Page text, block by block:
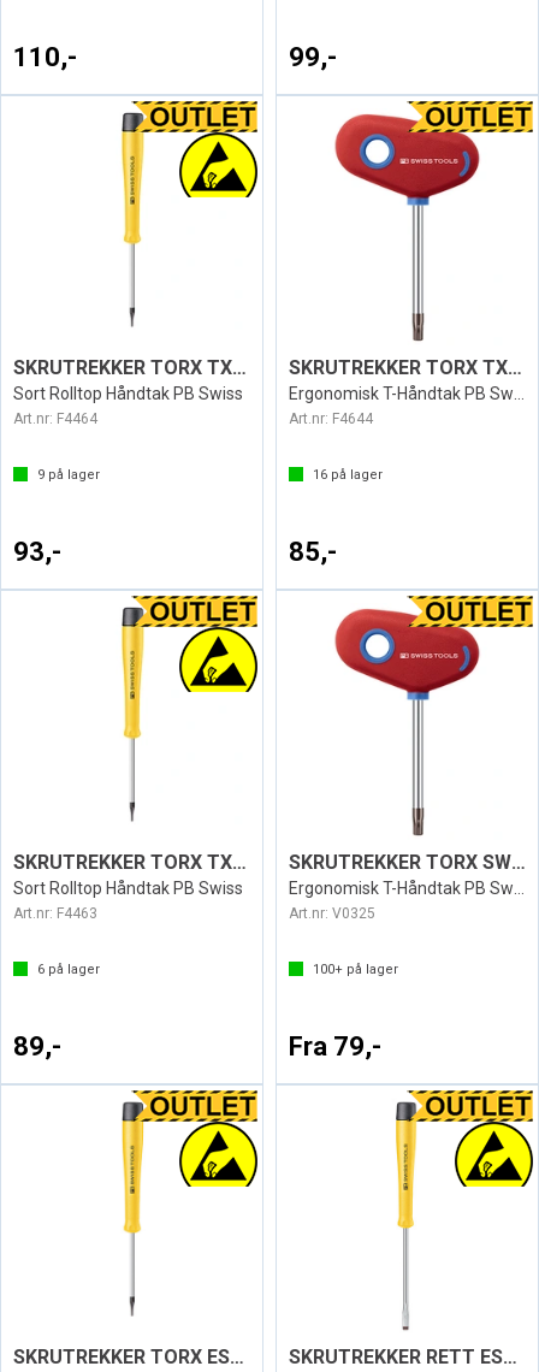
110,- 99,-
SKRUTREKKER TORX TX15 ESD1124
Sort Rolltop Håndtak PB Swiss
Art.nr: F4464
9 på lager
93,-
SKRUTREKKER TORX TX10 SWISS 407
Art.nr: F4644
16 på lager
85,-
SKRUTREKKER TORX TX10 ESD1124
Sort Rolltop Håndtak PB Swiss
Art.nr: F4463
6 på lager
89,-
SKRUTREKKER TORX SWISS 407
Art.nr: V0325
100+ på lager
Fra 79,-
SKRUTREKKER TORX ESD1124 SKRUTREKKER RETT ESD 1120